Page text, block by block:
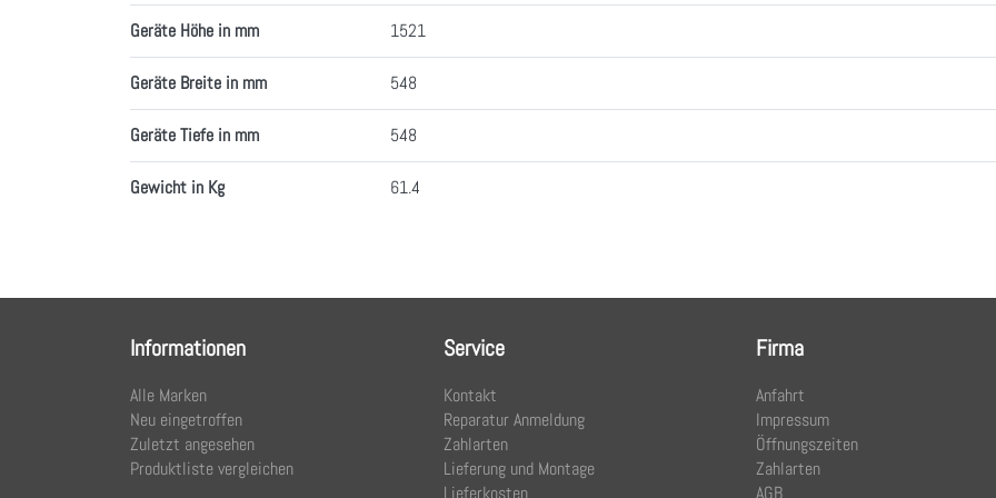
Geräte Höhe in mm 1521
Geräte Breite in mm 548
Geräte Tiefe in mm 548
Gewicht in Kg 61.4
Informationen
Alle Marken
Neu eingetroffen
Zuletzt angesehen
Produktliste vergleichen
Service
Kontakt
Reparatur Anmeldung
Zahlarten
Lieferung und Montage
Lieferkosten
Firma
Anfahrt
Impressum
Öffnungszeiten
Zahlarten
AGB